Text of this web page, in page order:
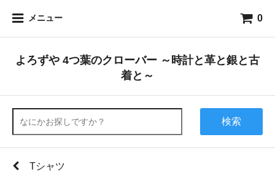
メニュー 0
よろずや 4つ葉のクローバー ～時計と革と銀と古
着と～
検索
Tシャツ